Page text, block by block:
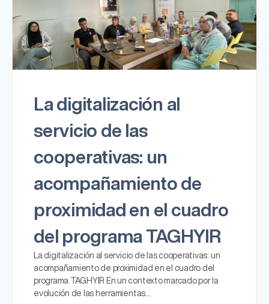
La digitalización al
servicio de las
cooperativas: un
acompañamiento de
proximidad en el cuadro
del programa TAGHYIR
La digitalización al servicio de las cooperativas: un
acompañamiento de proximidad en el cuadro del
programa TAGHYIR En un contexto marcado por la
evolución de las herramientas…